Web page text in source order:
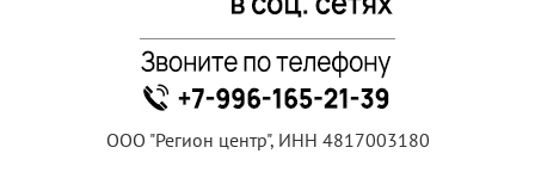
ООО "Регион центр", ИНН 4817003180